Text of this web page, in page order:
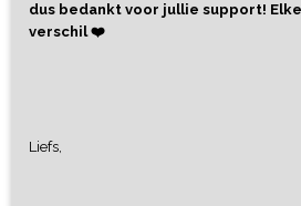
dus bedankt voor jullie support!
verschil ❤️
Liefs,